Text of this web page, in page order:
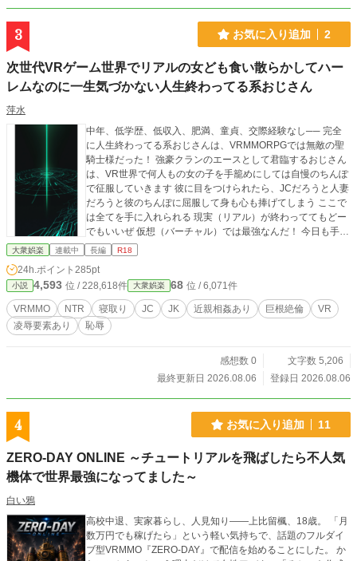
3 お気に入り追加 2
次世代VRゲーム世界でリアルの女ども食い散らかしてハー
レムなのに一生気づかない人生終わってる系おじさん
萍水
中年、低学歴、低収入、肥満、童貞、交際経験なし── 完全
に人生終わってる系おじさんは、VRMMORPGでは無敵の聖
騎士様だった！ 強豪クランのエースとして君臨するおじさん
は、VR世界で何人もの女の子を手籠めにしては自慢のちんぽ
で征服していきます 彼に目をつけられたら、JCだろうと人妻
だろうと彼のちんぽに屈服して身も心も捧げてしまう ここで
は全てを手に入れられる 現実（リアル）が終わっててもどー
でもいいぜ 仮想（バーチャル）では最強なんだ！ 今日も手当
たり次第、気に入った女を食い散らかして嬲り尽くすおじさ
て……？ ※おじさんは最後まで絶対に何も気づきません ※お
じさんは最後まで童貞のままです ※おじさんは最後まで人生
終わってます ※基本的に非処女ばかり登場します ※寝取り要
素を含みます ※近親相姦（？）要素を含みます ※Hシーンの
あるエピソードに「★」がつきます ※TIPSは読んでも読まな
大衆娯楽 連載中 長編 R18
24h.ポイント 285pt
小説 4,593 位 / 228,618件 大衆娯楽 68 位 / 6,071件
VRMMO NTR 寝取り JC JK 近親相姦あり 巨根絶倫
VR
凌辱要素あり
恥辱
感想数 0
文字数 5,206
最終更新日 2026.08.06
登録日 2026.08.06
4 お気に入り追加 11
ZERO-DAY ONLINE ～チュートリアルを飛ばしたら不人気
機体で世界最強になってました～
白い鴉
高校中退、実家暮らし、人見知り――上比留楓、18歳。 「月
数万円でも稼げたら」という軽い気持ちで、話題のフルダイ
ブ型VRMMO『ZERO-DAY』で配信を始めることにした。 か